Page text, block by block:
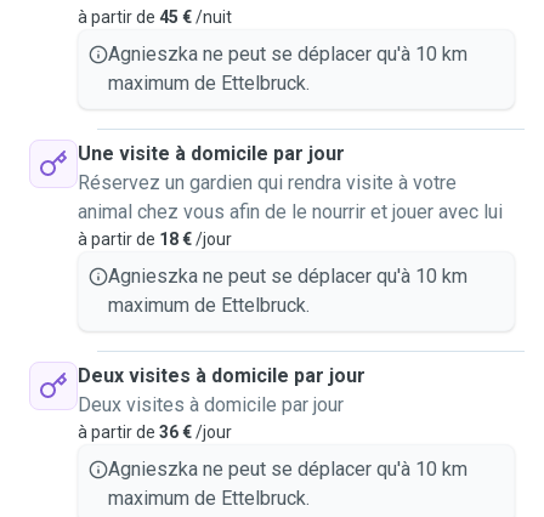
à partir de 45 €/nuit
Agnieszka ne peut se déplacer qu'à 10 km
maximum de Ettelbruck.
Une visite à domicile par jour
Réservez un gardien qui rendra visite à votre
animal chez vous afin de le nourrir et jouer avec lui
à partir de 18 €/jour
Agnieszka ne peut se déplacer qu'à 10 km
maximum de Ettelbruck.
Deux visites à domicile par jour
Deux visites à domicile par jour
à partir de 36 €/jour
Agnieszka ne peut se déplacer qu'à 10 km
maximum de Ettelbruck.